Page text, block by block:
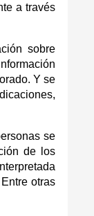
a través
sobre
Y se
se
de los
otras